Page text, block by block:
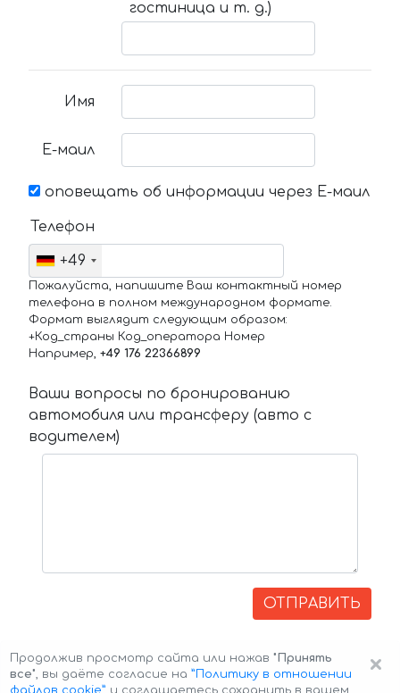
гостиница и т. д.)
Имя
Е-маил
оповещать об информации через Е-маил
Телефон
+49
Пожалуйста, напишите Ваш контактный номер
телефона в полном международном формате.
Формат выглядит следующим образом:
+Код_страны Код_оператора Номер
Например, +49 176 22366899
Ваши вопросы по бронированию
автомобиля или трансферу (авто с
водителем)
ОТПРАВИТЬ
×
Продолжив просмотр сайта или нажав "Принять
все", вы даёте согласие на ”Политику в отношении
файлов cookie” и соглашаетесь сохранить в вашем